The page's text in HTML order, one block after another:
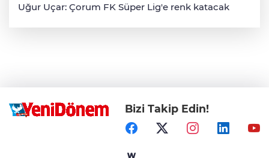
Uğur Uçar: Çorum FK Süper Lig'e renk katacak
Bizi Takip Edin!